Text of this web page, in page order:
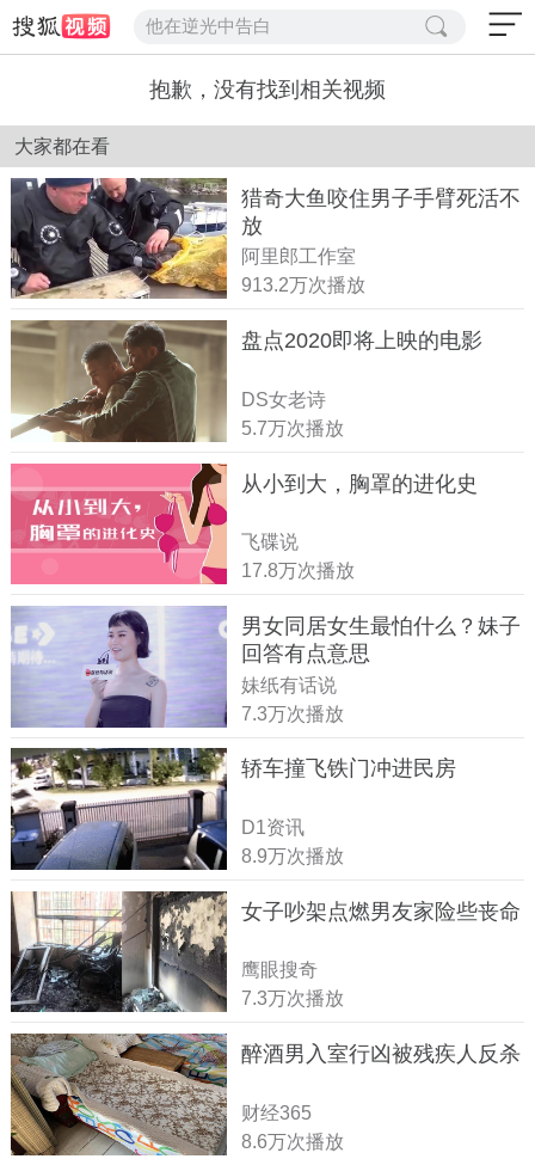
他在逆光中告白
抱歉，没有找到相关视频
大家都在看
猎奇大鱼咬住男子手臂死活不
放
阿里郎工作室
913.2万次播放
盘点2020即将上映的电影
DS女老诗
5.7万次播放
从小到大，胸罩的进化史
飞碟说
17.8万次播放
男女同居女生最怕什么？妹子
回答有点意思
妹纸有话说
7.3万次播放
轿车撞飞铁门冲进民房
D1资讯
8.9万次播放
女子吵架点燃男友家险些丧命
鹰眼搜奇
7.3万次播放
醉酒男入室行凶被残疾人反杀
财经365
8.6万次播放